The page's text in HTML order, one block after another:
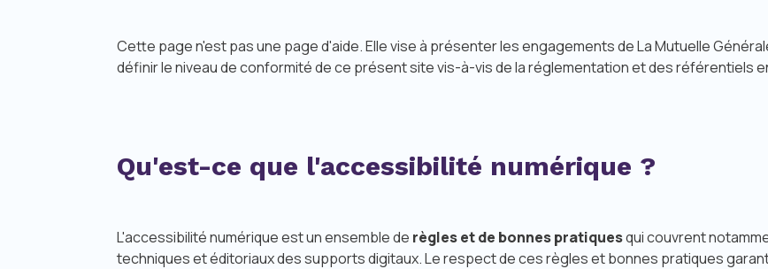
Cette page n'est pas une page d'aide. Elle vise à présenter les engagements de La Mutuelle
définir le niveau de conformité de ce présent site vis-à-vis de la réglementation et des référentiels
Qu'est-ce que l'accessibilité numérique ?
L'accessibilité numérique est un ensemble de règles et de bonnes pratiquesqui couvrent
techniques et éditoriaux des supports digitaux. Le respect de ces règles et bonnes pratiques